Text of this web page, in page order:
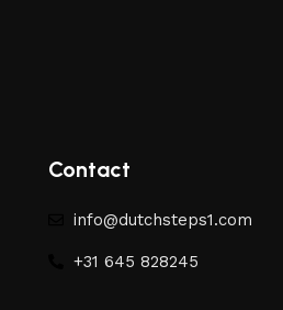
Contact
info@dutchsteps1.com
+31 645 828245